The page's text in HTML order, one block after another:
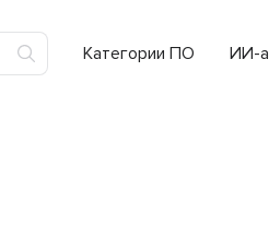
Категории ПО ИИ-